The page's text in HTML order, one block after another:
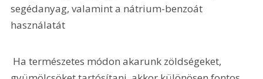
segédanyag, valamint a nátrium-benzoát
használatát
Ha természetes módon akarunk zöldségeket,